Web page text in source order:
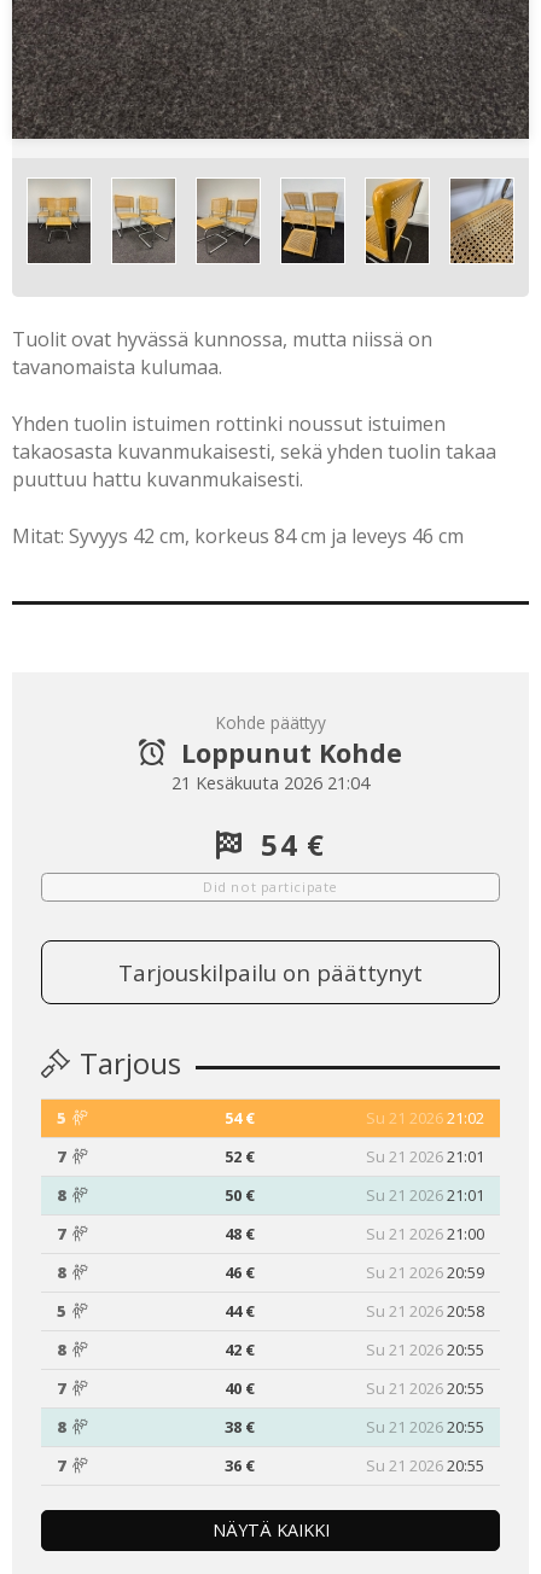
Tuolit ovat hyvässä kunnossa, mutta niissä on
tavanomaista kulumaa.
Yhden tuolin istuimen rottinki noussut istuimen
takaosasta kuvanmukaisesti, sekä yhden tuolin takaa
puuttuu hattu kuvanmukaisesti.
Mitat: Syvyys 42 cm, korkeus 84 cm ja leveys 46 cm
Kohde päättyy
Loppunut Kohde
21 Kesäkuuta 2026 21:04
54 €
Did not participate
Tarjouskilpailu on päättynyt
Tarjous
5 54 € Su 21 202621:02
7
52 € Su 21 202621:01
8
50 € Su 21 202621:01
7
48 € Su 21 202621:00
8
46 € Su 21 202620:59
5
44 € Su 21 202620:58
8
42 € Su 21 202620:55
7
40 € Su 21 202620:55
8
38 € Su 21 202620:55
7
36 € Su 21 202620:55
NÄYTÄ KAIKKI